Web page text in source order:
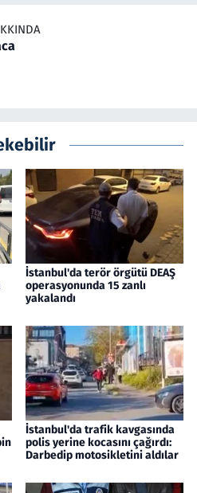
İstanbul'da terör örgütü DEAŞ
operasyonunda 15 zanlı
yakalandı
İstanbul'da trafik kavgasında
polis yerine kocasını çağırdı:
Darbedip motosikletini aldılar